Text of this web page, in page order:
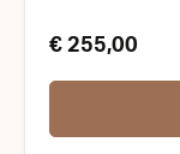
€ 255,00